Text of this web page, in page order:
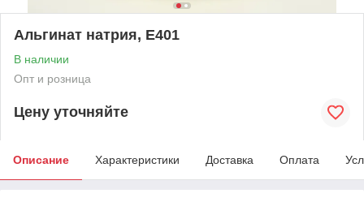
Альгинат натрия, Е401
В наличии
Опт и розница
Цену уточняйте
Описание Характеристики Доставка Оплата